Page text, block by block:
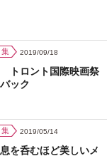
集 2019/09/18
トロント国際映画祭
ック
集 2019/05/14
を呑むほど美しいメ